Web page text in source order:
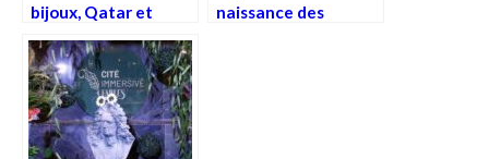
bijoux, Qatar et
il rester ou s’enfuir ?
naissance des